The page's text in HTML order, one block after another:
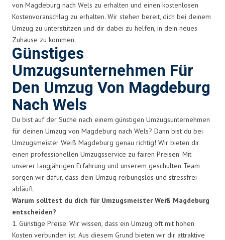
von Magdeburg nach Wels zu erhalten und einen kostenlosen
Kostenvoranschlag zu erhalten. Wir stehen bereit, dich bei deinem
Umzug zu unterstützen und dir dabei zu helfen, in dein neues
Zuhause zu kommen.
Günstiges
Umzugsunternehmen Für
Den Umzug Von Magdeburg
Nach Wels
Du bist auf der Suche nach einem günstigen Umzugsunternehmen
für deinen Umzug von Magdeburg nach Wels? Dann bist du bei
Umzugsmeister Weiß Magdeburg genau richtig! Wir bieten dir
einen professionellen Umzugsservice zu fairen Preisen. Mit
unserer langjährigen Erfahrung und unserem geschulten Team
sorgen wir dafür, dass dein Umzug reibungslos und stressfrei
abläuft.
Warum solltest du dich für Umzugsmeister Weiß Magdeburg
entscheiden?
1. Günstige Preise: Wir wissen, dass ein Umzug oft mit hohen
Kosten verbunden ist. Aus diesem Grund bieten wir dir attraktive